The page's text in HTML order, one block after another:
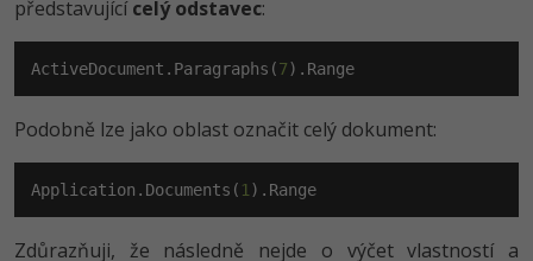
Adobe Illustrator -80%
Adobe Lightroom -30%
Adobe XD -15%
-25%
Kariéra
Pro firmy
představujícícelý odstavec:
ActiveDocument.Paragraphs(7).Range
Podobně lze jako oblast označit celý dokument:
Application.Documents( 1 ).Range
Zdůrazňuji, že následně nejde o výčet vlastností a